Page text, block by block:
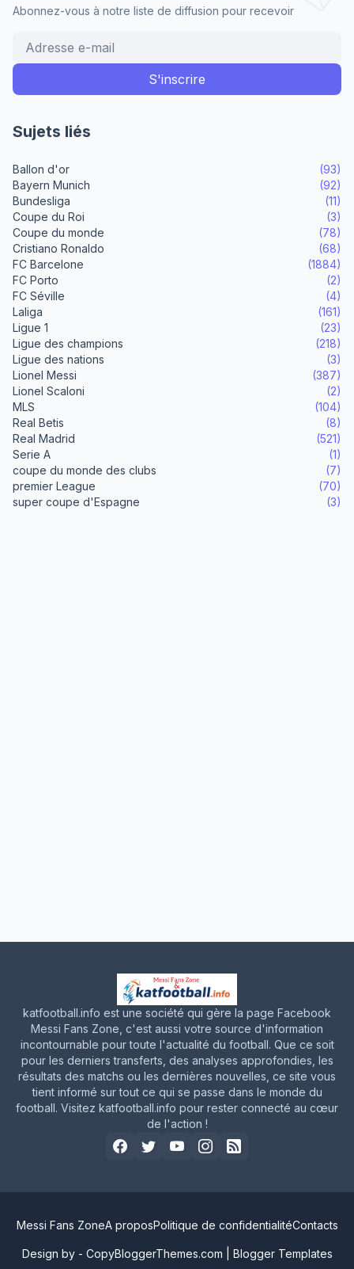
Abonnez-vous à notre liste de diffusion pour recevoir
Sujets liés
Ballon d'or
(93)
Bayern Munich
(92)
Bundesliga
(11)
Coupe du Roi
(3)
Coupe du monde
(78)
Cristiano Ronaldo
(68)
FC Barcelone
(1884)
FC Porto
(2)
FC Séville
(4)
Laliga
(161)
Ligue 1
(23)
Ligue des champions
(218)
Ligue des nations
(3)
Lionel Messi
(387)
Lionel Scaloni
(2)
MLS
(104)
Real Betis
(8)
Real Madrid
(521)
Serie A
(1)
coupe du monde des clubs
(7)
premier League
(70)
super coupe d'Espagne
(3)
katfootball.info est une société qui gère la page Facebook
Messi Fans Zone, c'est aussi votre source d'information
incontournable pour toute l'actualité du football. Que ce soit
pour les derniers transferts, des analyses approfondies, les
résultats des matchs ou les dernières nouvelles, ce site vous
tient informé sur tout ce qui se passe dans le monde du
football. Visitez katfootball.info pour rester connecté au cœur
de l'action !
Design by - CopyBloggerThemes.com Blogger Templates
Messi Fans ZoneA proposPolitique de confidentialitéContacts